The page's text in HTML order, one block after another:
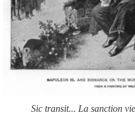
Sic transit... La sanction